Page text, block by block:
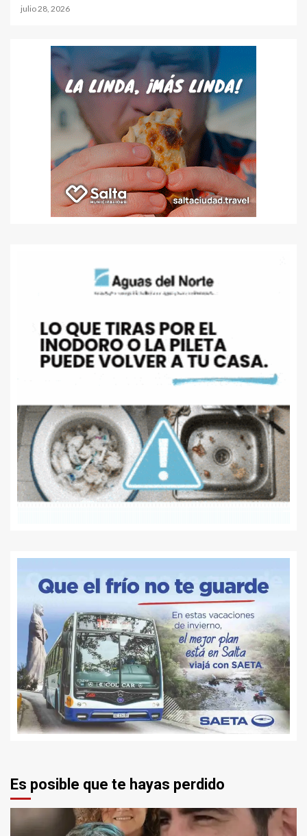
julio 28, 2026
Es posible que te hayas perdido